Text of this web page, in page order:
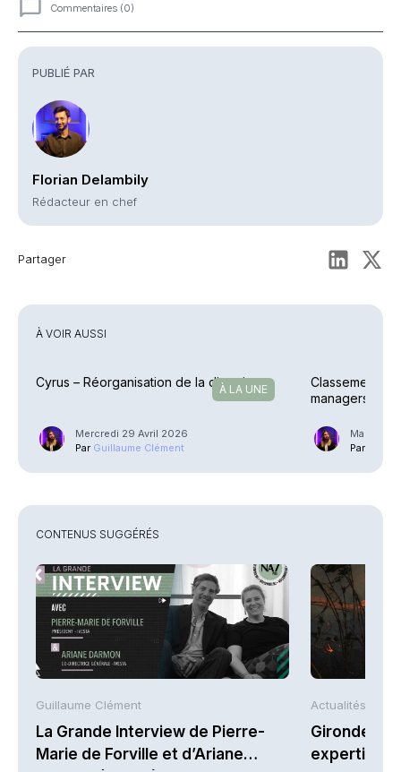
PUBLIÉ PAR
Florian Delambily
Rédacteur en chef
Partager
Commentaires (0)
À VOIR AUSSI
À LA UNE
Cyrus – Réorganisation de la direction
Mercredi 29 Avril 2026
Par Guillaume Clément
Classement
managers ont
Mardi 11
Par
CONTENUS SUGGÉRÉS
Guillaume Clément
La Grande Interview de Pierre-
Marie de Forville et d’Ariane
Actualités AFP
Gironde :
expertises